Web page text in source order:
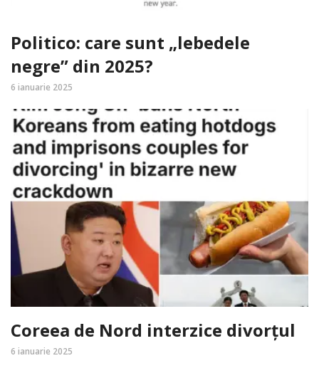
Politico: care sunt „lebedele
negre” din 2025?
6 ianuarie 2025
Coreea de Nord interzice divorțul
6 ianuarie 2025